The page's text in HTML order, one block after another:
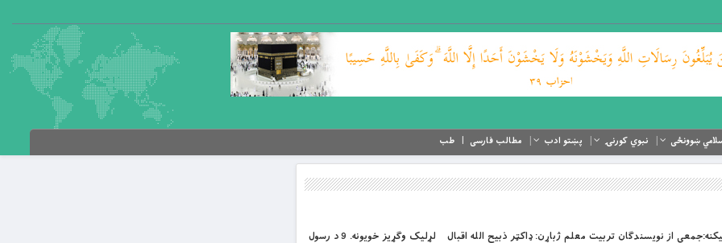
ښوونځی نبوي کورنۍ پښتو ادب مطالب فارسی طب
بِسْمِ اللَّهِ الرَّحْمَنِ الرَّحِيمِ پېغمبري خويونه لیکنه:جمعی از نویسندګان تربیت معلم ژباړن: ډاکټر ذبيح الله اقبال لړليک وګړيز خويونه. 9 د رسول